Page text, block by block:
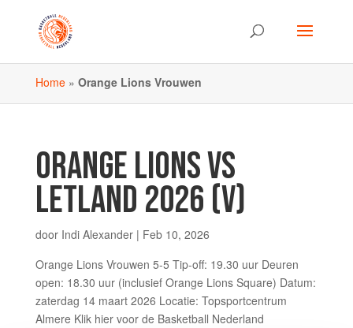
Home» Orange Lions Vrouwen
ORANGE LIONS VS
LETLAND 2026 (V)
door Indi Alexander| Feb 10, 2026
Orange Lions Vrouwen 5-5 Tip-off: 19.30 uur Deuren
open: 18.30 uur (inclusief Orange Lions Square) Datum:
zaterdag 14 maart 2026 Locatie: Topsportcentrum
Almere Klik hier voor de Basketball Nederland